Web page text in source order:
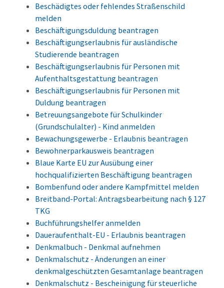
Beschädigtes oder fehlendes Straßenschild
melden
Beschäftigungsduldung beantragen
Beschäftigungserlaubnis für ausländische
Studierende beantragen
Beschäftigungserlaubnis für Personen mit
Aufenthaltsgestattung beantragen
Beschäftigungserlaubnis für Personen mit
Duldung beantragen
Betreuungsangebote für Schulkinder
(Grundschulalter) - Kind anmelden
Bewachungsgewerbe - Erlaubnis beantragen
Bewohnerparkausweis beantragen
Blaue Karte EU zur Ausübung einer
hochqualifizierten Beschäftigung beantragen
Bombenfund oder andere Kampfmittel melden
Breitband-Portal: Antragsbearbeitung nach § 127
TKG
Buchführungshelfer anmelden
Daueraufenthalt-EU - Erlaubnis beantragen
Denkmalbuch - Denkmal aufnehmen
Denkmalschutz - Änderungen an einer
denkmalgeschützten Gesamtanlage beantragen
Denkmalschutz - Bescheinigung für steuerliche